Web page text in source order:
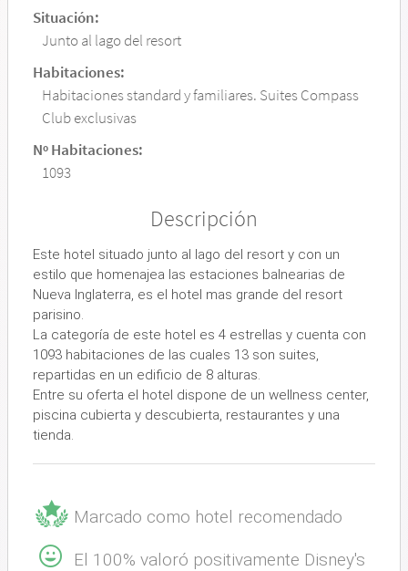
Situación:
Junto al lago del resort
Habitaciones:
Habitaciones standard y familiares. Suites Compass
Club exclusivas
Nº Habitaciones:
1093
Descripción
Este hotel situado junto al lago del resort y con un
estilo que homenajea las estaciones balnearias de
Nueva Inglaterra, es el hotel mas grande del resort
parisino.
La categoría de este hotel es 4 estrellas y cuenta con
1093 habitaciones de las cuales 13 son suites,
repartidas en un edificio de 8 alturas.
Entre su oferta el hotel dispone de un wellness center,
piscina cubierta y descubierta, restaurantes y una
tienda.
Marcado como hotel recomendado
El 100% valoró positivamente Disney's